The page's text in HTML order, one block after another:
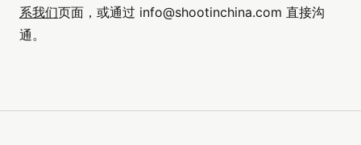
系我们页面，或通过 info@shootinchina.com 直接沟
通。